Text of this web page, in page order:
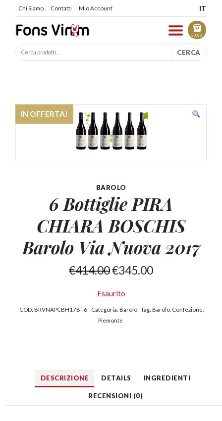
Chi Siamo Contatti Mio Account IT
€0.00
CERCA
IN OFFERTA!
BAROLO
6 Bottiglie PIRA
CHIARA BOSCHIS
Barolo Via Nuova 2017
€414.00€345.00
Esaurito
COD:BRVNAPCBH17BT6 Categoria: Barolo Tag:Barolo Confezione
Piemonte
DESCRIZIONE DETAILS INGREDIENTI
RECENSIONI (0)